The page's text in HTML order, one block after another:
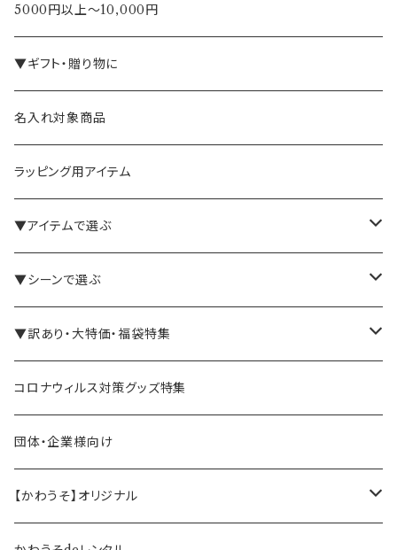
5000円以上～10,000円
▼ギフト・贈り物に
名入れ対象商品
ラッピング用アイテム
▼アイテムで選ぶ
バインダー・メモパッド
手帳・ノート
ペン立て・収納ケース・トレイ
バッグ・かばん
▼シーンで選ぶ
テレワーク・在宅ワーク向け
司会・セミナー講師向け
営業マン向け
事務職の方向け
▼訳あり・大特価・福袋特集
アウトレット商品
福袋・まとめ買い
コロナウィルス対策グッズ特集
団体・企業様向け
【かわうそ】オリジナル